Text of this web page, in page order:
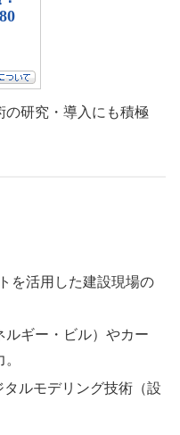
の研究・導入にも積極
を活用した建設現場の
ルギー・ビル）やカー
タルモデリング技術（設